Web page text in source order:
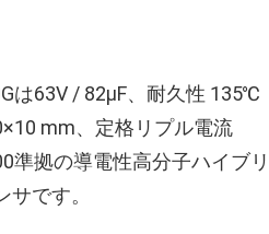
は63V / 82µF、耐久性 135℃
mm、定格リプル電流
準拠の導電性高分子ハイブリ
です。